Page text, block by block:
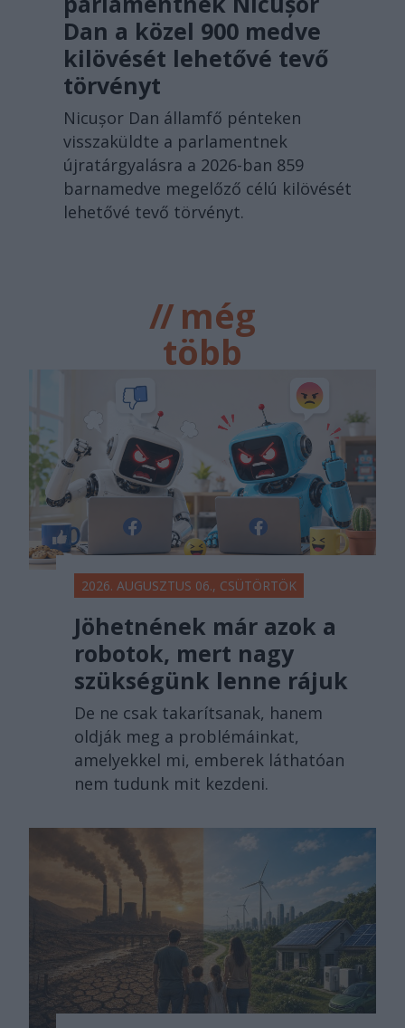
Dan a közel 900 medve
kilövését lehetővé tevő
törvényt
Nicușor Dan államfő pénteken
visszaküldte a parlamentnek
újratárgyalásra a 2026-ban 859
barnamedve megelőző célú kilövését
lehetővé tevő törvényt.
//még
több
főtér.ro
2026. AUGUSZTUS 06., CSÜTÖRTÖK
Jöhetnének már azok a
robotok, mert nagy
szükségünk lenne rájuk
De ne csak takarítsanak, hanem
oldják meg a problémáinkat,
amelyekkel mi, emberek láthatóan
nem tudunk mit kezdeni.